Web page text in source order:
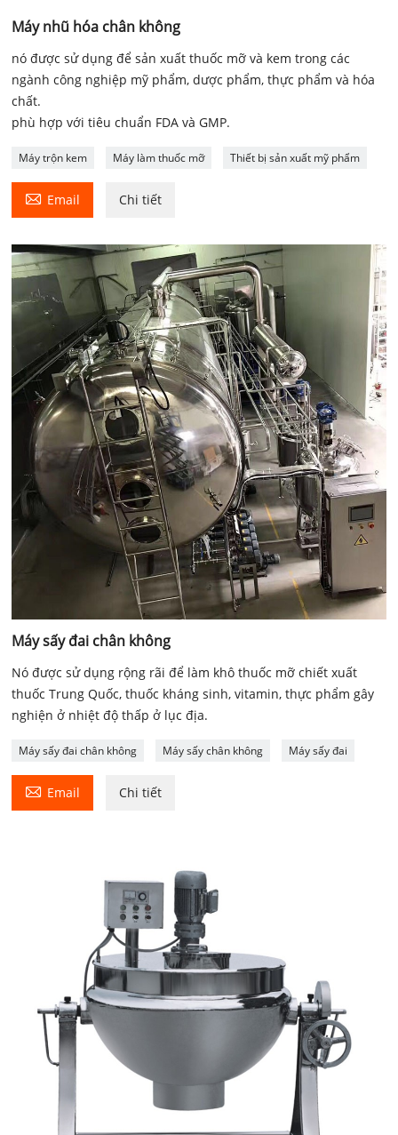
Máy nhũ hóa chân không
nó được sử dụng để sản xuất thuốc mỡ và kem trong các
ngành công nghiệp mỹ phẩm, dược phẩm, thực phẩm và hóa
chất.
phù hợp với tiêu chuẩn FDA và GMP.
Máy trộn kem Máy làm thuốc mỡ Thiết bị sản xuất mỹ phẩm
 Email Chi tiết
Máy sấy đai chân không
Nó được sử dụng rộng rãi để làm khô thuốc mỡ chiết xuất
thuốc Trung Quốc, thuốc kháng sinh, vitamin, thực phẩm gây
nghiện ở nhiệt độ thấp ở lục địa.
Máy sấy đai chân không Máy sấy chân không Máy sấy đai
 Email Chi tiết